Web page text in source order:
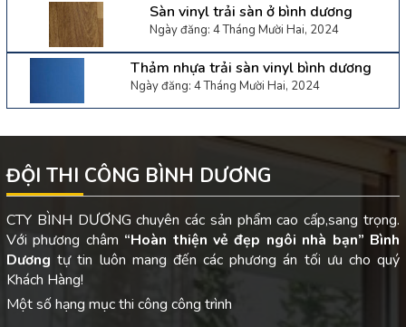
Sàn vinyl trải sàn ở bình dương
Ngày đăng: 4 Tháng Mười Hai, 2024
Thảm nhựa trải sàn vinyl bình dương
Ngày đăng: 4 Tháng Mười Hai, 2024
ĐỘI THI CÔNG BÌNH DƯƠNG
CTY BÌNH DƯƠNG chuyên các sản phẩm cao cấp,sang trọng.
Với phương châm “Hoàn thiện vẻ đẹp ngôi nhà bạn” Bình
Dươngtự tin luôn mang đến các phương án tối ưu cho quý
Khách Hàng!
Một số hạng mục thi công công trình